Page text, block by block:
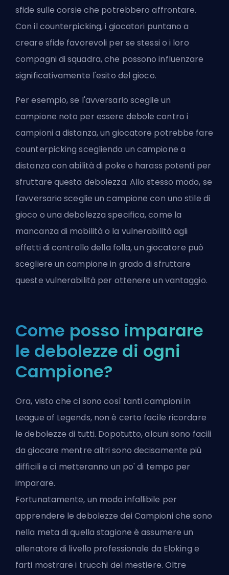
sfide sulle corsie che potrebbero affrontare.
Con il counterpicking, i giocatori puntano a
creare sfide favorevoli per se stessi o i loro
compagni di squadra, che possono influenzare
significativamente l'esito del gioco.
Per esempio, se l'avversario sceglie un
campione noto per essere debole contro i
campioni a distanza, un giocatore potrebbe fare
counterpicking scegliendo un campione a
distanza con abilità di poke o harass potenti per
sfruttare questa debolezza. Allo stesso modo, se
l'avversario sceglie un campione con uno stile di
gioco o una debolezza specifica, come la
mancanza di mobilità o la vulnerabilità agli
effetti di controllo della folla, un giocatore può
scegliere un campione in grado di sfruttare
queste vulnerabilità per ottenere un vantaggio.
Come posso imparare
le debolezze di ogni
Campione?
Ora, visto che ci sono così tanti campioni in
League of Legends, non è certo facile ricordare
le debolezze di tutti. Dopotutto, alcuni sono facili
da giocare mentre altri sono decisamente più
difficili e ci metteranno un po' di tempo per
imparare.
Fortunatamente, un modo infallibile per
apprendere le debolezze dei Campioni che sono
nella meta di quella stagione èassumere un
allenatore di livello professionale da Eloking e
farti mostrare i trucchi del mestiere. Oltre